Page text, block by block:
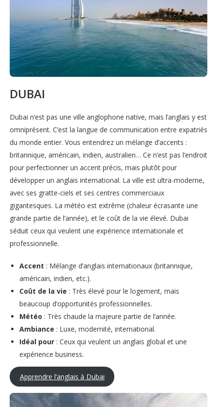
DUBAI
Dubai n’est pas une ville anglophone native, mais l’anglais y est
omniprésent. C’est la langue de communication entre expatriés
du monde entier. Vous entendrez un mélange d’accents :
britannique, américain, indien, australien… Ce n’est pas l’endroit
pour perfectionner un accent précis, mais plutôt pour
développer un anglais international. La ville est ultra-moderne,
avec ses gratte-ciels et ses centres commerciaux
gigantesques. La météo est extrême (chaleur écrasante une
grande partie de l’année), et le coût de la vie élevé. Dubai
séduit ceux qui veulent une expérience internationale et
professionnelle.
Accent : Mélange d’anglais internationaux (britannique,
américain, indien, etc.).
Coût de la vie : Très élevé pour le logement, mais
beaucoup d’opportunités professionnelles.
Météo : Très chaude la majeure partie de l’année.
Ambiance : Luxe, modernité, international.
Idéal pour : Ceux qui veulent un anglais global et une
expérience business.
Apprendre l’anglais à Dubai